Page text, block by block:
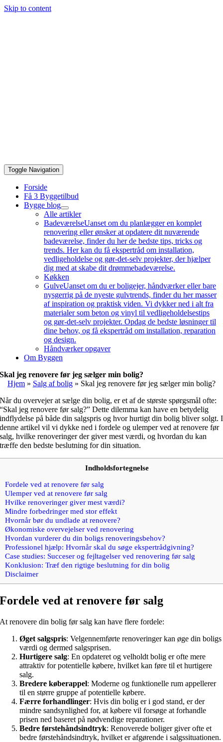
Skip to content
Toggle Navigation
Forside
Få 3 Byggetilbud
Bygge blog
Alle artikler
BadeværelseUanset om du planlægger en komplet
renovering eller ønsker at opdatere dit nuværende
badeværelse, finder du her de bedste tips, tricks og
trends. Her kan du få ekspertråd om installation,
vedligeholdelse og gør-det-selv projekter, der hjælper
dig med at skabe dit drømmebadeværelse.
Køkken
GulveUanset om du er boligejer, håndværker eller bare
nysgerrig på de nyeste gulvtrends, finder du her masser
af inspiration og praktisk viden. Vi dykker ned i alt fra
materialer som beton og vinyl til vedligeholdelsestips
og gør-det-selv projekter. Opdag de bedste løsninger til
dine behov, og få ekspertråd om installation, reparation
og design.
Håndværker opgaver
Om Byggen
Skal jeg renovere før jeg sælger min bolig?
Hjem » Salg af bolig » Skal jeg renovere før jeg sælger min bolig?
Når du overvejer at sælge din bolig, er et af de største spørgsmål ofte:
“Skal jeg renovere før salg?” Dette dilemma kan have en betydelig
indflydelse på både din salgspris og hvor hurtigt din bolig bliver solgt. I
denne artikel vil vi dykke ned i fordele og ulemper ved at renovere før
salg, hvilke renoveringer der giver mest værdi, og hvordan du kan
træffe den bedste beslutning for din situation.
Indholdsfortegnelse
Fordele ved at renovere før salg
Ulemper ved at renovere før salg
Hvilke renoveringer giver mest værdi?
Mindre forbedringer med stor effekt
Hvornår bør du undlade at renovere?
Økonomiske overvejelser ved renovering
Hvordan vurderer du din boligs renoveringsbehov?
Professionel hjælp: Hvornår skal du søge ekspertrådgivning?
Case studies: Succeser og fejltagelser ved renovering før salg
Konklusion: Træf den rigtige beslutning for din bolig
Disclaimer
Fordele ved at renovere før salg
At renovere din bolig før salg kan have flere fordele:
Øget salgspris: Velgennemførte renoveringer kan øge din boligs
værdi og dermed salgsprisen.
Hurtigere salg: En opdateret og velholdt bolig er ofte mere
attraktiv for potentielle købere, hvilket kan føre til et hurtigere
salg.
Bredere køberappel: Moderne og funktionelle rum appellerer
til en større gruppe af potentielle købere.
Færre forhandlinger: Hvis din bolig er i god stand, er der
mindre sandsynlighed for, at købere vil forsøge at forhandle
prisen ned baseret på nødvendige reparationer.
Bedre førstehåndsindtryk: Renoverede boliger giver ofte et
bedre førstehåndsindtryk, hvilket er afgørende i salgssituationen.